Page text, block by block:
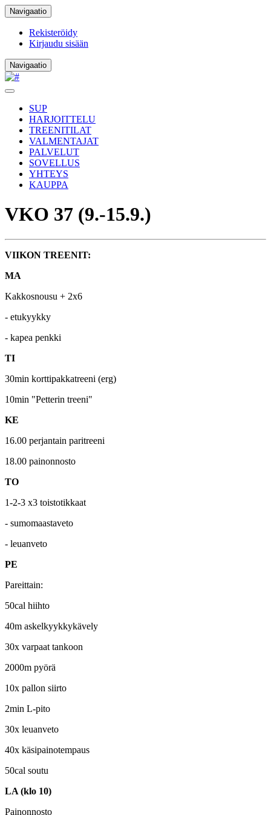
Navigaatio
Rekisteröidy
Kirjaudu sisään
Navigaatio
SUP
HARJOITTELU
TREENITILAT
VALMENTAJAT
PALVELUT
SOVELLUS
YHTEYS
KAUPPA
VKO 37 (9.-15.9.)
VIIKON TREENIT:
MA
Kakkosnousu + 2x6
- etukyykky
- kapea penkki
TI
30min korttipakkatreeni (erg)
10min "Petterin treeni"
KE
16.00 perjantain paritreeni
18.00 painonnosto
TO
1-2-3 x3 toistotikkaat
- sumomaastaveto
- leuanveto
PE
Pareittain:
50cal hiihto
40m askelkyykkykävely
30x varpaat tankoon
2000m pyörä
10x pallon siirto
2min L-pito
30x leuanveto
40x käsipainotempaus
50cal soutu
LA (klo 10)
Painonnosto